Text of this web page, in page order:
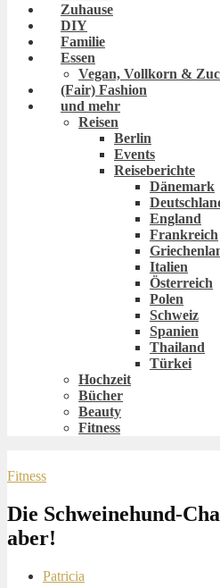
Zuhause
DIY
Familie
Essen
Vegan, Vollkorn &
(Fair) Fashion
und mehr
Reisen
Berlin
Events
Reiseberichte
Dänemark
England
Frankreich
Italien
Österreich
Polen
Schweiz
Spanien
Thailand
Türkei
Hochzeit
Bücher
Beauty
Fitness
Fitness
Die Schweinehund-
aber!
Patricia